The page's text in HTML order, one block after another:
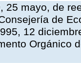
25 mayo, de
de
12
Orgánico